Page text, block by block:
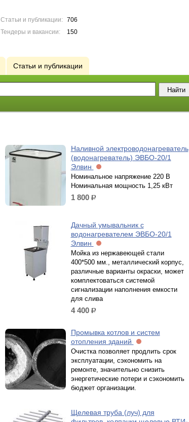
Статьи и публикации:
706
Тендеры и вакансии:
150
Статьи и публикации
Наливной электроводонагреватель
(водонагреватель) ЭВБО-20/1
Элвин
Номинальное напряжение 220 В
Номинальная мощность 1,25 кВт
1 800 р.
Дачный умывальник с
водонагревателем ЭВБО-20/1
Элвин
Мойка из нержавеющей стали
400*500 мм., металлический корпус,
различные варианты окраски, может
комплектоваться системой
сигнализации наполнения емкости
для слива
4 400 р.
Промывка котлов и систем
отопления зданий
Очистка позволяет продлить срок
эксплуатации, сэкономить на
ремонте, значительно снизить
энергетические потери и сэкономить
бюджет организации.
Щелевая труба (луч) для